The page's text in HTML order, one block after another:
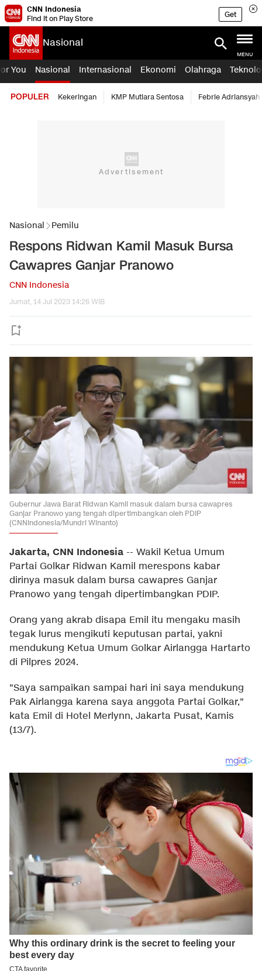
CNN Indonesia
Find it on Play Store
Get
Nasional
MENU
You Nasional Internasional Ekonomi Olahraga
POPULER Kekeringan KMP Mutiara Sentosa Febrie Adriansyah
Nasional Pemilu
Respons Ridwan Kamil Masuk Bursa
Cawapres Ganjar Pranowo
CNN Indonesia
Jumat, 14 Jul 2023 14:26 WIB
Gubernur Jawa Barat Ridwan Kamil masuk dalam bursa cawapres
Ganjar Pranowo yang tengah dipertimbangkan oleh PDIP
(CNNIndonesia/Mundri Winanto)
Jakarta, CNN Indonesia -- Wakil Ketua Umum
Partai Golkar Ridwan Kamil merespons kabar
dirinya masuk dalam bursa cawapres Ganjar
Pranowo yang tengah dipertimbangkan PDIP.
Orang yang akrab disapa Emil itu mengaku masih
tegak lurus mengikuti keputusan partai, yakni
mendukung Ketua Umum Golkar Airlangga Hartarto
di Pilpres 2024.
"Saya sampaikan sampai hari ini saya mendukung
Pak Airlangga karena saya anggota Partai Golkar,"
kata Emil di Hotel Merlynn, Jakarta Pusat, Kamis
(13/7).